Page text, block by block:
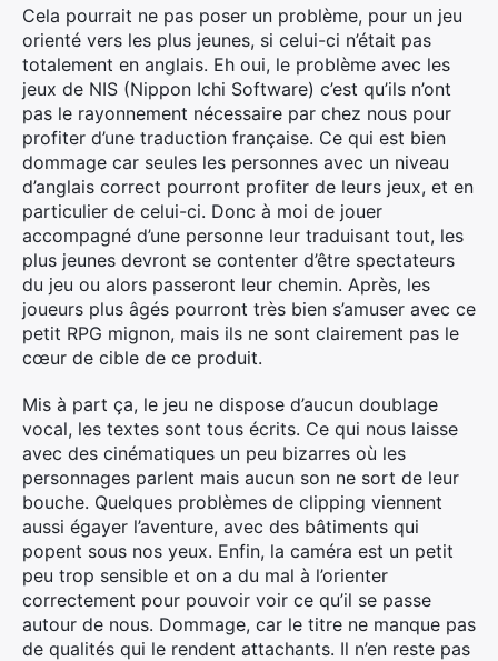
Cela pourrait ne pas poser un problème, pour un jeu
orienté vers les plus jeunes, si celui-ci n’était pas
totalement en anglais. Eh oui, le problème avec les
jeux de NIS (Nippon Ichi Software) c’est qu’ils n’ont
pas le rayonnement nécessaire par chez nous pour
profiter d’une traduction française. Ce qui est bien
dommage car seules les personnes avec un niveau
d’anglais correct pourront profiter de leurs jeux, et en
particulier de celui-ci. Donc à moi de jouer
accompagné d’une personne leur traduisant tout, les
plus jeunes devront se contenter d’être spectateurs
du jeu ou alors passeront leur chemin. Après, les
joueurs plus âgés pourront très bien s’amuser avec ce
petit RPG mignon, mais ils ne sont clairement pas le
cœur de cible de ce produit.
Mis à part ça, le jeu ne dispose d’aucun doublage
vocal, les textes sont tous écrits. Ce qui nous laisse
avec des cinématiques un peu bizarres où les
personnages parlent mais aucun son ne sort de leur
bouche. Quelques problèmes de clipping viennent
aussi égayer l’aventure, avec des bâtiments qui
popent sous nos yeux. Enfin, la caméra est un petit
peu trop sensible et on a du mal à l’orienter
correctement pour pouvoir voir ce qu’il se passe
autour de nous. Dommage, car le titre ne manque pas
de qualités qui le rendent attachants. Il n’en reste pas